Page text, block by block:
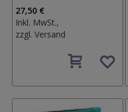
27,50 €
Inkl. MwSt.,
zzgl. Versand
den